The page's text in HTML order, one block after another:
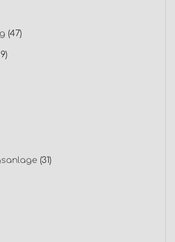
(47)
(31)